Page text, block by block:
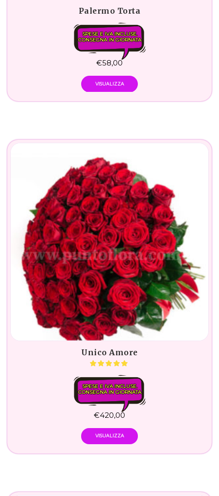
Palermo Torta
SPESE E IVA INCLUSE.
CONSEGNA IN GIORNATA
€58,00
VISUALIZZA
Unico Amore
SPESE E IVA INCLUSE.
CONSEGNA IN GIORNATA
€420,00
VISUALIZZA